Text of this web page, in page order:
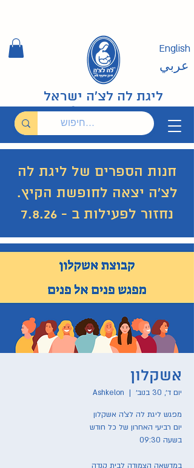
ליגת לה לצ'ה ישראל
English
عربي
חנות הספרים של ליגת לה
לצ'ה יצאה לחופשת הקיץ.
נחזור לפעילות ב - 7.8.26
אשקלון
יום ד׳, 30 בנוב׳
  |
Ashkelon